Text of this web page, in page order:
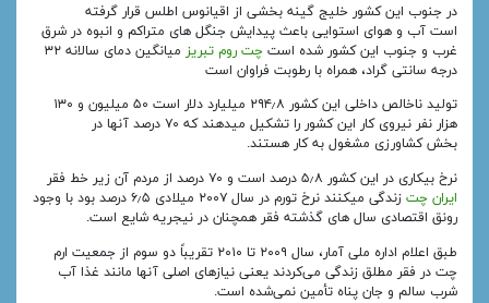
در جنوب این کشور خلیج گینه بخشی از اقیانوس اطلس قرار گرفته‌
است آب و هوای استوایی باعث پیدایش جنگل های متراکم و انبوه در شرق
غرب و جنوب این کشور شده‌ است چت روم تبریز
میانگین دمای سالانه ۳۲
درجه سانتی گراد، همراه با رطوبت فراوان است
تولید ناخالص داخلی این کشور ۲۹۴٫۸ میلیارد دلار است ۵۰ میلیون و ۱۳۰
هزار نفر نیروی کار این کشور را تشکیل میدهند که ۷۰ درصد آنها در
بخش کشاورزی مشغول به کار هستند.
نرخ بیکاری در این کشور ۵٫۸ درصد است و ۷۰ درصد از مردم آن زیر خط فقر
ایران چت
زندگی میکنند نرخ تورم در سال ۲۰۰۷ میلادی ۶٫۵ درصد بود با وجود
رونق اقتصادی سال‌ های گذشته فقر همچنان در نیجریه شایع است.
طبق اعلام اداره ملی آمار، سال ۲۰۰۹ تا ۲۰۱۰ تقریباً دو سوم از جمعیت ارم
چت در فقر مطلق زندگی می‌کردند یعنی نیازهای اصلی آنها مانند غذا آب
شرب سالم و جان‌ پناه تأمین نمی‌شده‌ است.